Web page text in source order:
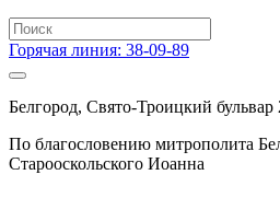
Горячая линия: 38-09-89
Белгород, Свято-Троицкий бульвар
По благословению митрополита
Старооскольского Иоанна